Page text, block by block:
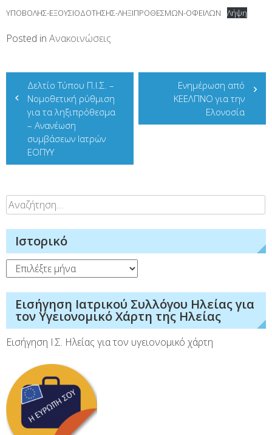
ΥΠΟΒΟΛΗΣ-ΕΞΟΥΣΙΟΔΟΤΗΣΗΣ-ΛΗΞΙΠΡΟΘΕΣΜΩΝ-ΟΦΕΙΛΩΝ Λήψη
Posted in Ανακοινώσεις
Πλοήγηση
άρθρων
Δελτίο Τύπου Π.Ι.Σ. –
Νομοθετική ρύθμιση
για τα ληξιπρόθεσμα
– Ανανέωση
συμβάσεων Ιατρών
ΕΟΠΥΥ
Ενημέρωση από
ΚΕΕΛΠΝΟ για την
Ελονοσία
Αναζήτηση
για:
Ιστορικό
Ιστορικό
Εισήγηση Ιατρικού Συλλόγου Ηλείας για
τον Υγειονομικό Χάρτη της Ηλείας
Εισήγηση Ι.Σ. Ηλείας για τον υγειονομικό χάρτη